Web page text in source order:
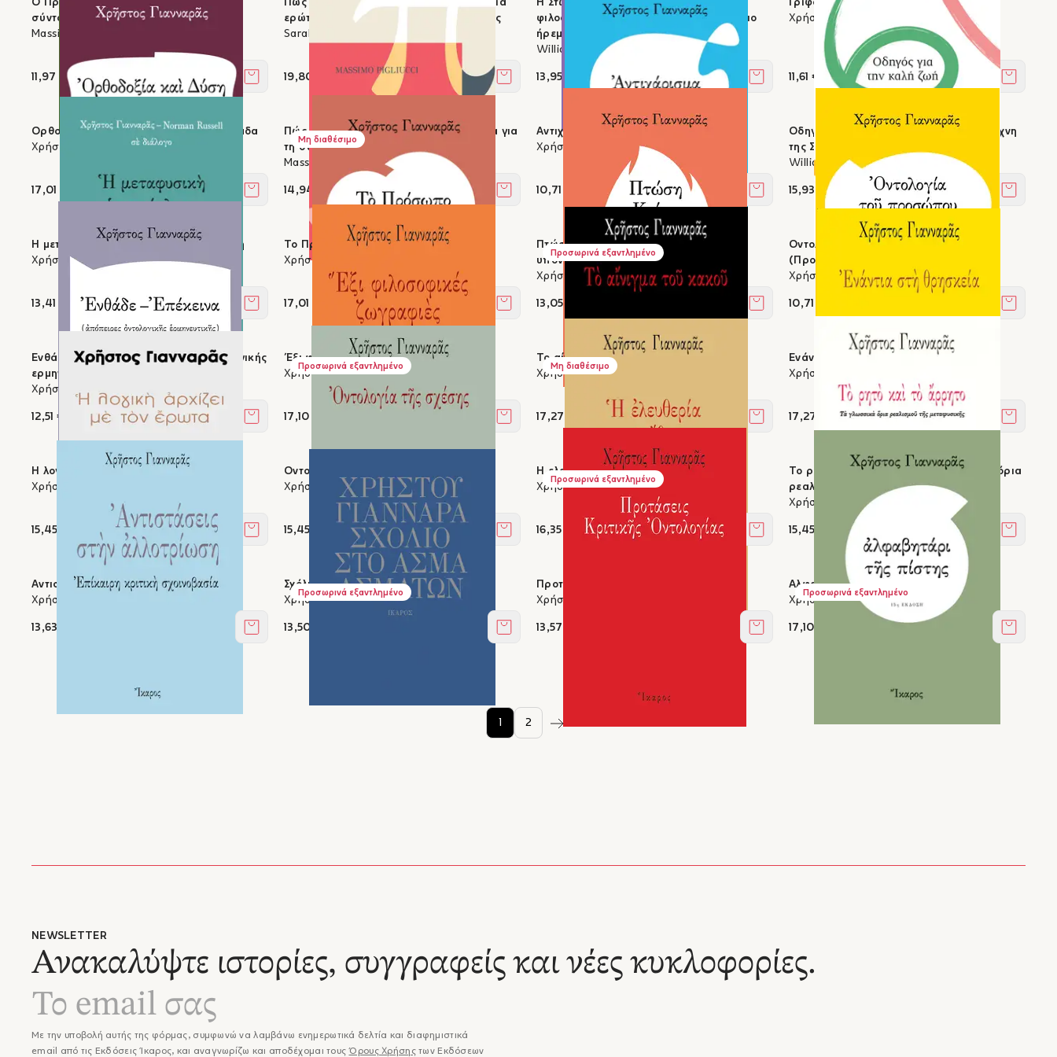
Ο Πρακτικός Οδηγός του ευ ζην - 53
σύντομα μαθήματα ζωής
Massimo Pigliucci
11,97 € Στο καλάθι
Πώς να ζούμε - Η ζωή του Μοντέν, σε μία
ερώτηση και είκοσι πιθανές απαντήσεις
Sarah Bakewell
19,80 € Στο καλάθι
Η Στωική πρόκληση - Ένας οδηγός
φιλοσοφίας για να είστε πιο δυνατοί, πιο
ήρεμοι και πιο ανθεκτικοί
William B. Irvine
13,95 € Στο καλάθι
Γρίφος θάνατος
Χρήστος Γιανναράς
11,61 € Στο
Ορθοδοξία και Δύση στη Νεώτερη Ελλάδα
Χρήστος Γιανναράς
17,01 € Στο καλάθι
Μη διαθέσιμο
Πώς να είμαστε Στωικοί - Αρχαία σοφία για
τη σύγχρονη ζωή
Massimo Pigliucci
14,94 € Στο καλάθι
Αντιχάρισμα στον Νίτσε
Χρήστος Γιανναράς
10,71 € Στο καλάθι
Οδηγός για την καλή ζωή - Η αρχαία τέχνη
της Στωικής χαράς
William B. Irvine
15,93 € Στο
Η μεταφυσική ως πρόκληση επικαιρική
Χρήστος Γιανναράς, Norman Russell
13,41 € Στο καλάθι
Το Πρόσωπο και ο Έρως
Χρήστος Γιανναράς
17,01 € Στο καλάθι
Προσωρινά εξαντλημένο
Πτώση - Κρίση - Κόλαση - ή η δικανική
υπονόμευση της οντολογίας
Χρήστος Γιανναράς
13,05 € Στο καλάθι
Οντολογία του προσώπου -
(Προσωποκεντρική οντολογία)
Χρήστος Γιανναράς
10,71 € Στο
Ενθάδε-Επέκεινα - (Απόπειρες οντολογικής
ερμηνευτικής)
Χρήστος Γιανναράς
12,51 € Στο καλάθι
Προσωρινά εξαντλημένο
Έξι φιλοσοφικές ζωγραφιές
Χρήστος Γιανναράς
17,10 € Στο καλάθι
Μη διαθέσιμο
Το αίνιγμα του κακού
Χρήστος Γιανναράς
17,27 € Στο καλάθι
Ενάντια στη θρησκεία
Χρήστος Γιανναράς
17,27 € Στο
Η λογική αρχίζει με τον έρωτα
Χρήστος Γιανναράς
15,45 € Στο καλάθι
Οντολογία της σχέσης
Χρήστος Γιανναράς
15,45 € Στο καλάθι
Προσωρινά εξαντλημένο
Η ελευθερία του ήθους
Χρήστος Γιανναράς
16,35 € Στο καλάθι
Το ρητό και το άρρητο - Τα γλωσσικά όρια
ρεαλισμού της μεταφυσικής
Χρήστος Γιανναράς
15,45 € Στο
Αντιστάσεις στην αλλοτρίωση
Χρήστος Γιανναράς
13,63 € Στο καλάθι
Προσωρινά εξαντλημένο
Σχόλιο στο Άσμα Ασμάτων
Χρήστος Γιανναράς
13,50 € Στο καλάθι
Προτάσεις Κριτικής Οντολογίας
Χρήστος Γιανναράς
13,57 € Στο καλάθι
Προσωρινά εξαντλημένο
Αλφαβητάρι της πίστης
Χρήστος Γιανναράς
17,10 € Στο
1 2
NEWSLETTER
Ανακαλύψτε ιστορίες, συγγραφείς και νέες κυκλοφορίες.
Με την υποβολή αυτής της φόρμας, συμφωνώ να λαμβάνω ενημερωτικά δελτία και διαφημιστικά
email από τις Εκδόσεις Ίκαρος, και αναγνωρίζω και αποδέχομαι τουςΌρους Χρήσηςτων Εκδόσεων